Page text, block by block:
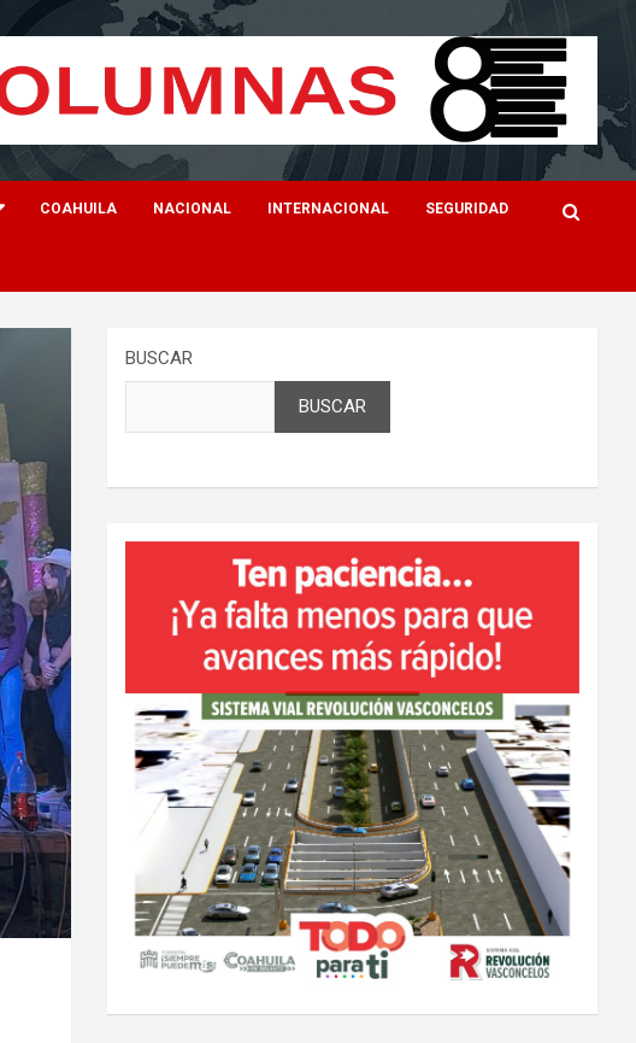
COAHUILA NACIONAL INTERNACIONAL SEGURIDAD
BUSCAR
BUSCAR